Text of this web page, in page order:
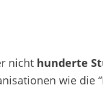
nicht hunderte
wie die